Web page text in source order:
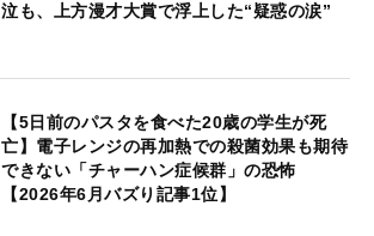
泣も、上方漫才大賞で浮上した“疑惑の涙”
【5日前のパスタを食べた20歳の学生が死
亡】電子レンジの再加熱での殺菌効果も期待
できない「チャーハン症候群」の恐怖
【2026年6月バズり記事1位】